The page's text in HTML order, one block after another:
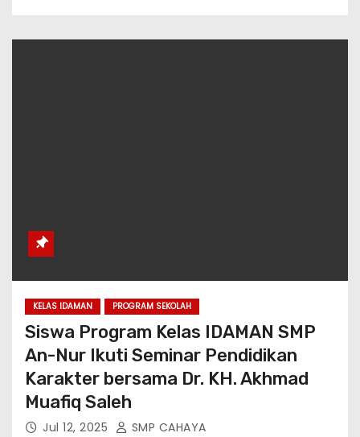
KELAS IDAMAN PROGRAM SEKOLAH
Siswa Program Kelas IDAMAN SMP
An-Nur Ikuti Seminar Pendidikan
Karakter bersama Dr. KH. Akhmad
Muafiq Saleh
Jul 12, 2025 SMP CAHAYA